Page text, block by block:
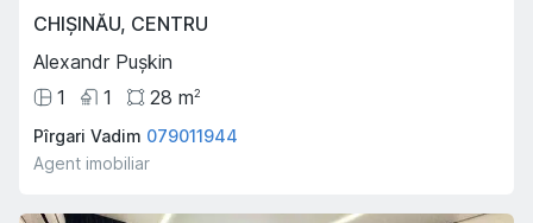
CHIȘINĂU, CENTRU
Alexandr Pușkin
1
1 28 m2
Pîrgari Vadim 079011944
Agent imobiliar